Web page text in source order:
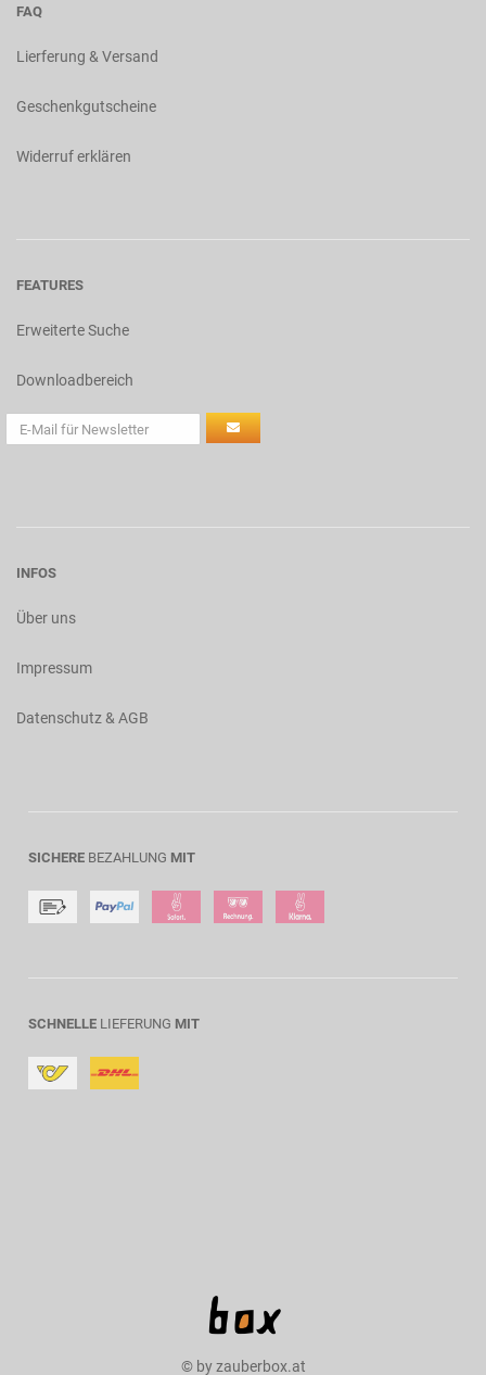
FAQ
Lierferung & Versand
Geschenkgutscheine
Widerruf erklären
FEATURES
Erweiterte Suche
Downloadbereich
INFOS
Über uns
Impressum
Datenschutz & AGB
SICHERE BEZAHLUNG MIT
SCHNELLE LIEFERUNG MIT
© by zauberbox.at